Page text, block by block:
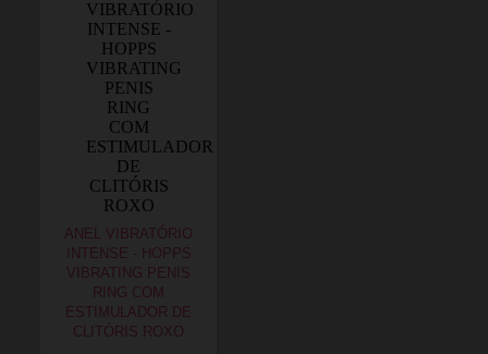
ANEL VIBRATÓRIO
INTENSE - HOPPS
VIBRATING PENIS
RING COM
ESTIMULADOR DE
CLITÓRIS ROXO